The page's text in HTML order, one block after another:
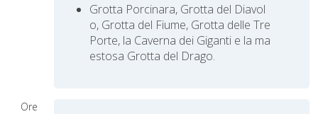
Grotta Porcinara, Grotta del Diavol
o, Grotta del Fiume, Grotta delle Tre
Porte, la Caverna dei Giganti e la ma
estosa Grotta del Drago.
Ore